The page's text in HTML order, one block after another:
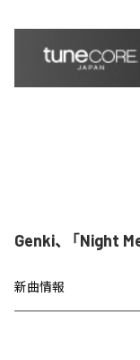
Genki、「Night
新曲情報